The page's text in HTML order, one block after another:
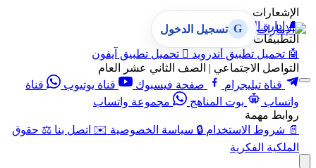
الإشعارات
🔔 إدارة الإشعارات
التطبيقات
🤖 تحميل تطبيق أندرويد  تحميل تطبيق آيفون
التواصل الاجتماعي | الصف الثاني عشر العام
قناة تيليجرام
صفحة فيسبوك قناة يوتيوب
قناة
واتساب
بوت المناهج
مجموعة واتساب
روابط مهمة
📄 شروط الاستخدام 🔒 سياسة الخصوصية ✉️ اتصل بنا ⚖️ حقوق
الملكية الفكرية
G تسجيل الدخول